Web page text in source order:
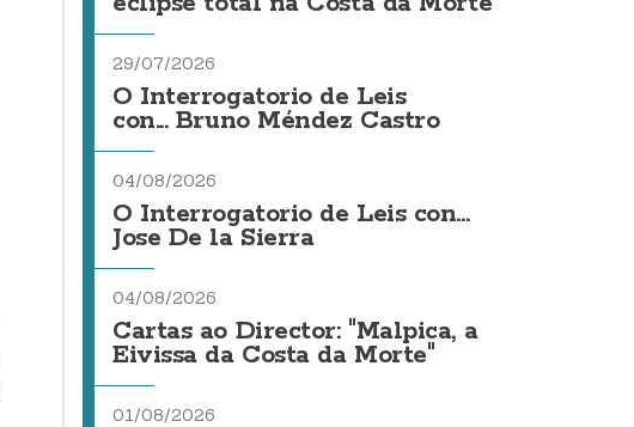
29/07/2026
O Interrogatorio de Leis
con... Bruno Méndez Castro
04/08/2026
O Interrogatorio de Leis con...
Jose De la Sierra
04/08/2026
Cartas ao Director: "Malpica, a
Eivissa da Costa da Morte"
01/08/2026